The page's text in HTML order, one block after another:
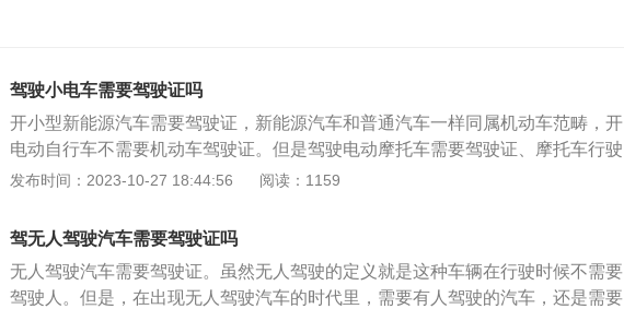
驾驶小电车需要驾驶证吗
开小型新能源汽车需要驾驶证，新能源汽车和普通汽车一样同属机动车范畴，开
电动自行车不需要机动车驾驶证。但是驾驶电动摩托车需要驾驶证、摩托车行驶
证，还需要上牌照。时速在20km/h以上、50km/h以下，重量超过40公斤的电动
带齐证件。购买电动车的市民一定要分清自己的是电动自行车还是还是电动摩托
车，虽然都是电动车，但对于交警部门而言却是不同的车种。根据《机动车驾驶
证申领和使用规定》第十条，驾驶机动车，应当依法取得机动车驾驶证。第十一
发布时间：2023-10-27 18:44:56 阅读：1159
驾无人驾驶汽车需要驾驶证吗
无人驾驶汽车需要驾驶证。虽然无人驾驶的定义就是这种车辆在行驶时候不需要
驾驶人。但是，在出现无人驾驶汽车的时代里，需要有人驾驶的汽车，还是需要